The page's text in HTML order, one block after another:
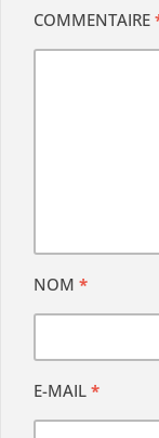
COMMENTAIRE
NOM *
E-MAIL *